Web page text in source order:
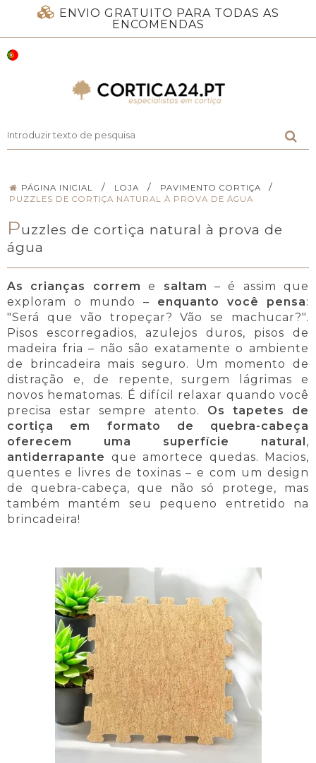
ENVIO GRATUITO PARA TODAS AS
ENCOMENDAS
PÁGINA INICIAL / LOJA / PAVIMENTO CORTIÇA /
PUZZLES DE CORTIÇA NATURAL À PROVA DE ÁGUA
Puzzles de cortiça natural à prova de
água
As crianças correm e saltam – é assim que
exploram o mundo – enquanto você pensa:
"Será que vão tropeçar? Vão se machucar?".
Pisos escorregadios, azulejos duros, pisos de
madeira fria – não são exatamente o ambiente
de brincadeira mais seguro. Um momento de
distração e, de repente, surgem lágrimas e
novos hematomas. É difícil relaxar quando você
precisa estar sempre atento. Os tapetes de
cortiça em formato de quebra-cabeça
oferecem uma superfície natural ,
antiderrapante que amortece quedas. Macios,
quentes e livres de toxinas – e com um design
de quebra-cabeça, que não só protege, mas
também mantém seu pequeno entretido na
brincadeira!